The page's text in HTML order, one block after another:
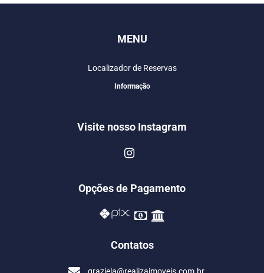
MENU
Localizador de Reservas
Informação
Visite nosso Instagram
Opções de Pagamento
Contatos